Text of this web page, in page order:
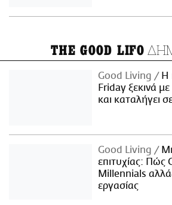
THE GOOD LIFO
Good Living
Η
Friday ξεκινά
και καταλήγει
Good Living
επιτυχίας: Πώς
Millennials
εργασίας